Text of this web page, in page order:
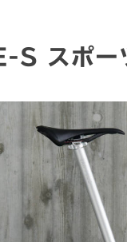
S スポ